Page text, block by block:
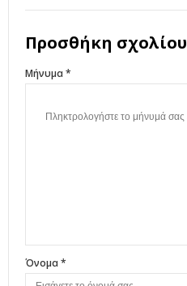
Προσθήκη σχολίου
Μήνυμα *
Όνομα *